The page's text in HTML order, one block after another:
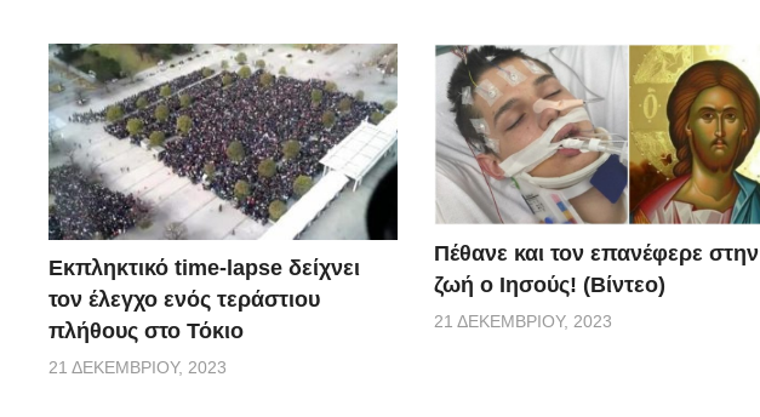
Εκπληκτικό time-lapse δείχνει
τον έλεγχο ενός τεράστιου
πλήθους στο Τόκιο
21 ΔΕΚΕΜΒΡΊΟΥ, 2023
Πέθανε και τον επανέφερε στην
ζωή ο Ιησούς! (Βίντεο)
21 ΔΕΚΕΜΒΡΊΟΥ, 2023